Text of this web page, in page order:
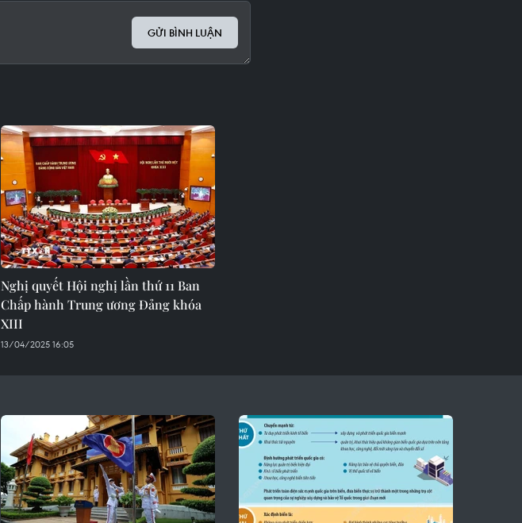
GỬI BÌNH LUẬN
Nghị quyết Hội nghị lần thứ 11 Ban
Chấp hành Trung ương Đảng khóa
XIII
13/04/2025 16:05